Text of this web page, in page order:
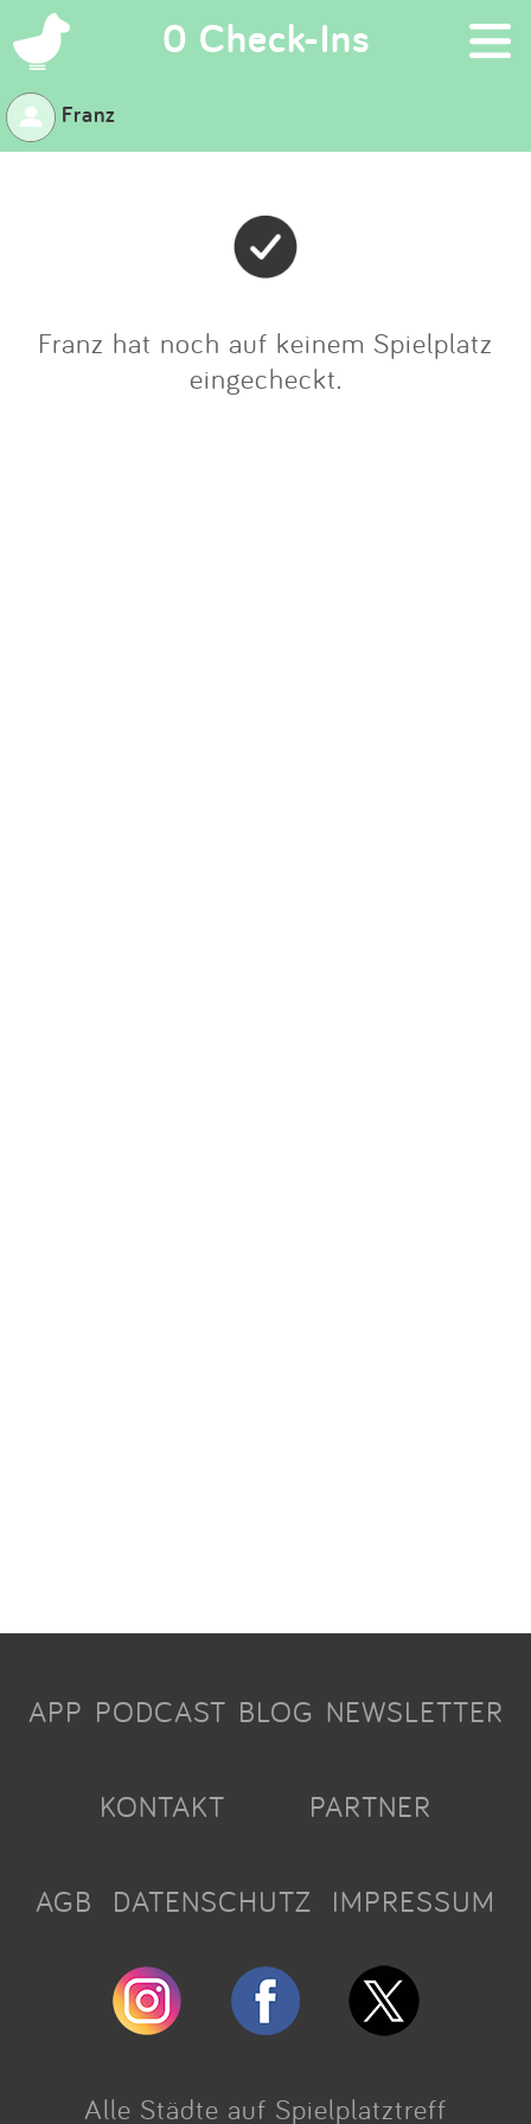
0 Check-Ins ×
Suchen
Eintragen
App
Blog
Partner
Franz
Franz hat noch auf keinem Spielplatz
eingecheckt.
APP PODCAST BLOG NEWSLETTER
KONTAKT PARTNER
AGB DATENSCHUTZ IMPRESSUM
Alle Städte auf Spielplatztreff